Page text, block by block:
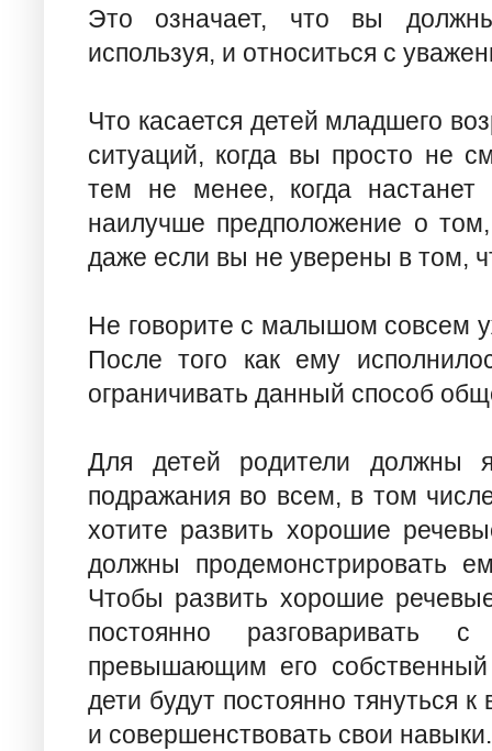
Это означает, что вы
используя, и относиться с
Что касается детей младшего
ситуаций, когда вы просто не
тем не менее, когда настанет
наилучше предположение о
даже если вы не уверены в том,
Не говорите с малышом совсем
После того как ему
ограничивать данный способ
Для детей родители должны
подражания во всем, в том
хотите развить хорошие
должны продемонстрировать
Чтобы развить хорошие
постоянно
превышающим его
дети будут постоянно тянуться
и совершенствовать свои навыки.